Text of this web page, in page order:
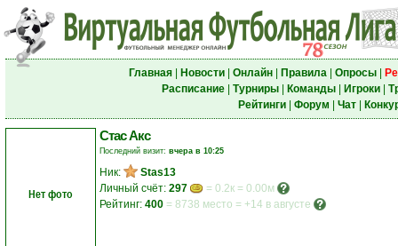
Главная| Новости| Онлайн| Правила| Опросы|
Расписание| Турниры| Команды| Игроки|
Рейтинги| Форум Чат|
Нет фото
Стас Акс
Последний визит: вчера в 10:25
Ник:
Stas13
Личный счёт: 297
= 0.2к = 0.00м
Рейтинг: 400 = 8738 место = +14 в августе